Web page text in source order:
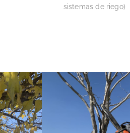
sistemas de riego)